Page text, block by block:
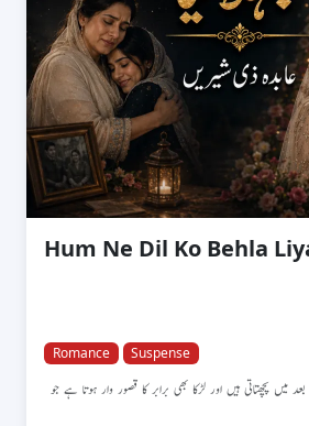
Hum Ne Dil Ko Behla
Romance Suspense
میں پچھتاتی ہیں اور لڑکا بھی برابر کا قصور وار ہوتا ہے جو